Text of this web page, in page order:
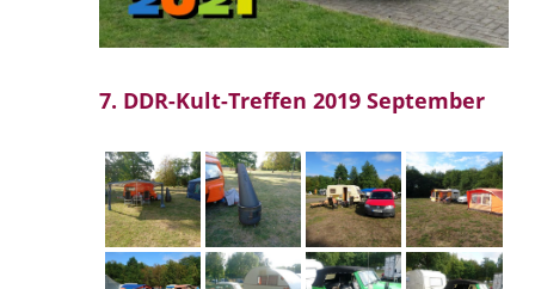
7. DDR-Kult-Treffen 2019 September